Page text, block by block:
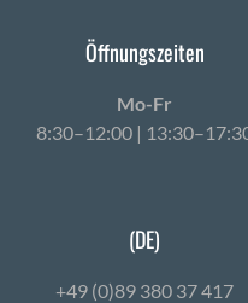
Öffnungszeiten
Mo-Fr
8:30–12:00 |
(DE)
+49 (0)89 380 37 417